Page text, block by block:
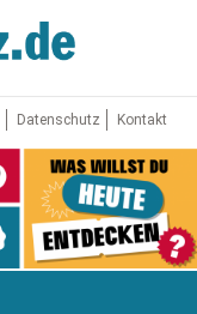
Datenschutz Kontakt